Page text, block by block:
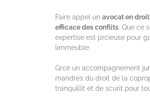
Faire appel un avocat en
efficace des conflits. Que ce
expertise est prcieuse pour
limmeuble.
Grce un accompagnement
mandres du droit de la
tranquillit et de scurit pour